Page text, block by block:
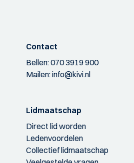
Contact
Bellen:070 3919 900
Mailen:info@kivi.nl
Lidmaatschap
Direct lid worden
Ledenvoordelen
Collectief lidmaatschap